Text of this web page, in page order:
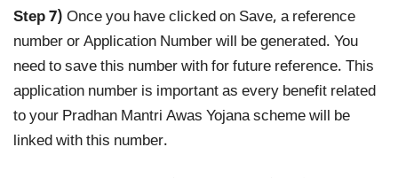
Step 7) Once you have clicked on Save, a reference
number or Application Number will be generated. You
need to save this number with for future reference. This
application number is important as every benefit related
to your Pradhan Mantri Awas Yojana scheme will be
linked with this number.